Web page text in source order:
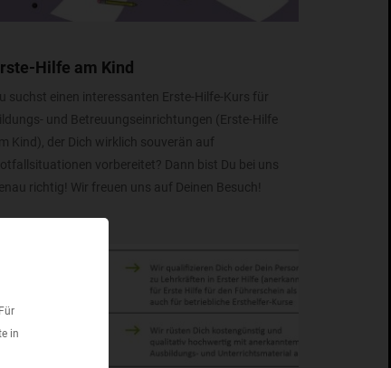
Hilfe am Kind
suchst einen interessanten Erste-Hilfe-Kurs für
und Betreuungseinrichtungen (Erste-Hilfe
Kind), der Dich wirklich souverän auf
vorbereitet? Dann bist Du bei uns
richtig! Wir freuen uns auf Deinen Besuch!
in